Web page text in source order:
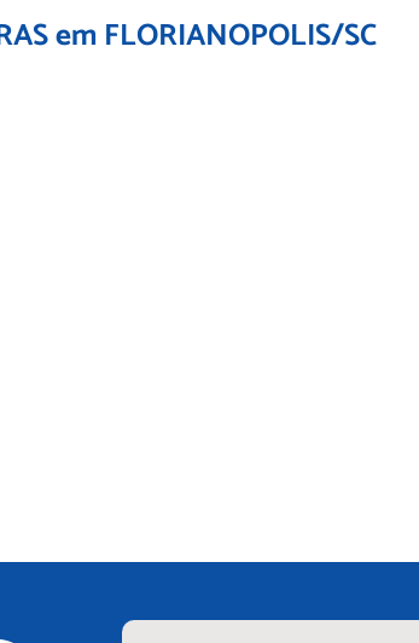
em FLORIANOPOLIS/SC